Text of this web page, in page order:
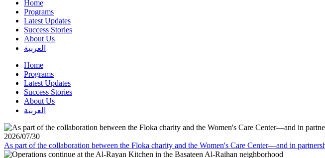
Home
Programs
Latest Updates
Success Stories
About Us
العربية
Home
Programs
Latest Updates
Success Stories
About Us
العربية
2026/07/30
As part of the collaboration between the Floka charity and the Women's Care Center—and in